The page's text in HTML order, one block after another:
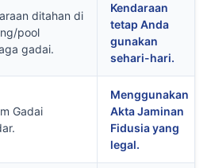
ditahan di
pool
gadai.
Kendaraan
tetap Anda
gunakan
sehari-hari.
Gadai
Menggunakan
Akta Jaminan
Fidusia yang
legal.